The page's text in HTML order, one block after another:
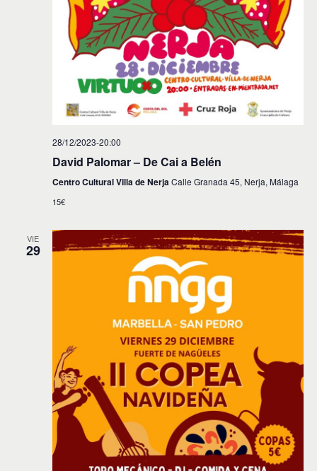
28/12/2023-20:00
David Palomar – De Cai a Belén
Centro Cultural Villa de NerjaCalle Granada 45, Nerja, Málaga
15€
VIE
29